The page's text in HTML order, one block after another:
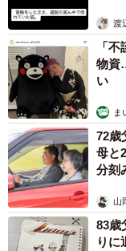
渡
「
物資
い
ま
72歳
母と
分刻
山
83歳
りに